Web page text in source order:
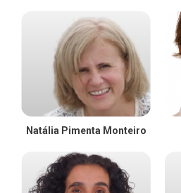
Natália Pimenta Monteiro